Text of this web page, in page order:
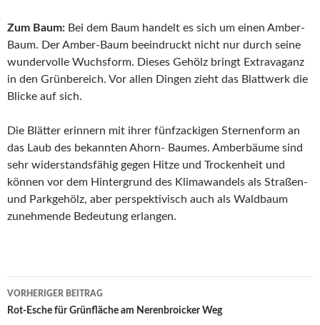
Zum Baum: Bei dem Baum handelt es sich um einen Amber-
Baum. Der Amber-Baum beeindruckt nicht nur durch seine
wundervolle Wuchsform. Dieses Gehölz bringt Extravaganz
in den Grünbereich. Vor allen Dingen zieht das Blattwerk die
Blicke auf sich.
Die Blätter erinnern mit ihrer fünfzackigen Sternenform an
das Laub des bekannten Ahorn- Baumes. Amberbäume sind
sehr widerstandsfähig gegen Hitze und Trockenheit und
können vor dem Hintergrund des Klimawandels als Straßen-
und Parkgehölz, aber perspektivisch auch als Waldbaum
zunehmende Bedeutung erlangen.
Beitrags-
Navigation
VORHERIGER BEITRAG
Rot-Esche für Grünfläche am Nerenbroicker Weg